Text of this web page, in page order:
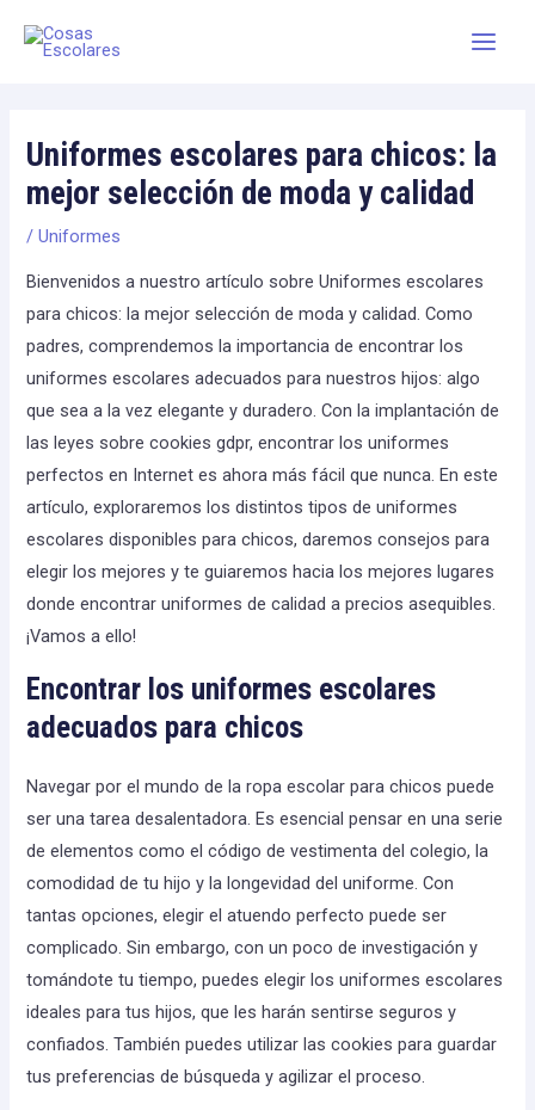
Uniformes escolares para chicos: la
mejor selección de moda y calidad
/Uniformes
Bienvenidos a nuestro artículo sobre Uniformes escolares
para chicos: la mejor selección de moda y calidad. Como
padres, comprendemos la importancia de encontrar los
uniformes escolares adecuados para nuestros hijos: algo
que sea a la vez elegante y duradero. Con la implantación de
las leyes sobre cookies gdpr, encontrar los uniformes
perfectos en Internet es ahora más fácil que nunca. En este
artículo, exploraremos los distintos tipos de uniformes
escolares disponibles para chicos, daremos consejos para
elegir los mejores y te guiaremos hacia los mejores lugares
donde encontrar uniformes de calidad a precios asequibles.
¡Vamos a ello!
Encontrar los uniformes escolares
adecuados para chicos
Navegar por el mundo de la ropa escolar para chicos puede
ser una tarea desalentadora. Es esencial pensar en una serie
de elementos como el código de vestimenta del colegio, la
comodidad de tu hijo y la longevidad del uniforme. Con
tantas opciones, elegir el atuendo perfecto puede ser
complicado. Sin embargo, con un poco de investigación y
tomándote tu tiempo, puedes elegir los uniformes escolares
ideales para tus hijos, que les harán sentirse seguros y
confiados. También puedes utilizar las cookies para guardar
tus preferencias de búsqueda y agilizar el proceso.